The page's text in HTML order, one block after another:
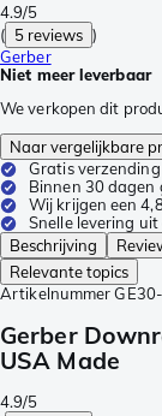
4.9/5
( 5 reviews )
Gerber
Niet meer leverbaar
We verkopen dit
Naar vergelijkbare
Gratis
Binnen 30 dagen
Wij krijgen een
Snelle levering
Beschrijving
Relevante topics
Artikelnummer
Gerber
USA Made
4.9/5